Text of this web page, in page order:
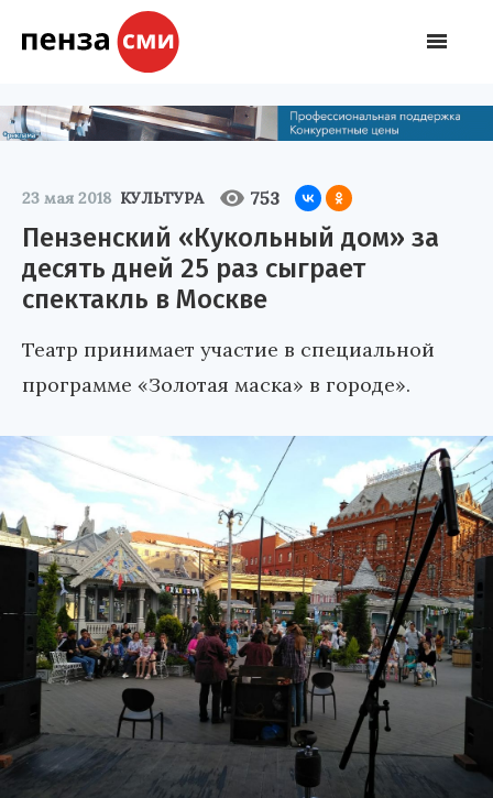
23 мая 2018 КУЛЬТУРА 753
Пензенский «Кукольный дом» за
десять дней 25 раз сыграет
спектакль в Москве
Театр принимает участие в специальной
программе «Золотая маска» в городе».